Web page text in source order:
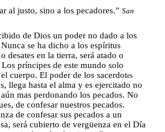
al justo, sino a los pecadores.” San
de Dios un poder no dado a los
se ha dicho a los espíritus
desates en la tierra, será atado o
Los príncipes de este mundo solo
cuerpo. El poder de los sacerdotes
llega hasta el alma y es ejercitado no
mas perdonando los pecados. No
de confesar nuestros pecados.
de confesar sus pecados a un
será cubierto de vergüenza en el Día